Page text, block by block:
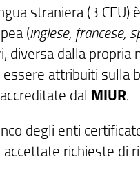
straniera (3
(inglese, francese,
diversa dalla propria
essere attribuiti
dal MIUR.
degli enti
accettate richieste di